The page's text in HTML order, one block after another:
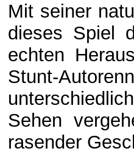
Mit seiner
dieses Spiel
echten
Stunt-
Sehen
rasender